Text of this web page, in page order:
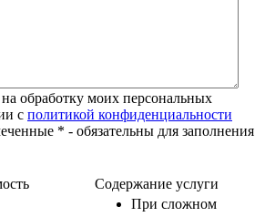
обработку моих персональных
с политикой конфиденциальности
* - обязательны для заполнения
Содержание услуги
При сложном